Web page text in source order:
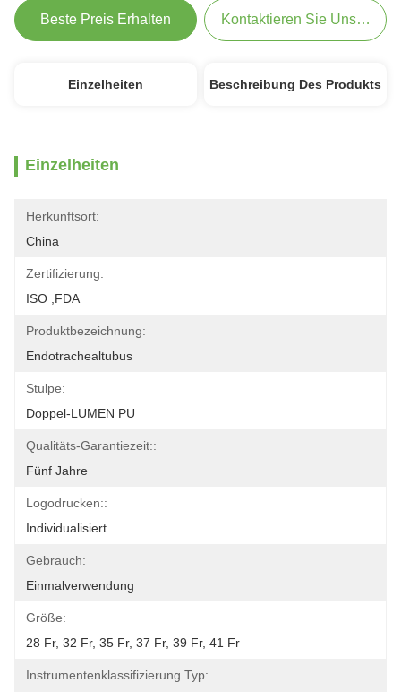
Beste Preis Erhalten Kontaktieren Sie Uns Jetzt
Einzelheiten Beschreibung Des Produkts
Einzelheiten
Herkunftsort:
China
Zertifizierung:
ISO ,FDA
Produktbezeichnung:
Endotrachealtubus
Stulpe:
Doppel-LUMEN PU
Qualitäts-Garantiezeit::
Fünf Jahre
Logodrucken::
Individualisiert
Gebrauch:
Einmalverwendung
Größe:
28 Fr, 32 Fr, 35 Fr, 37 Fr, 39 Fr, 41 Fr
Instrumentenklassifizierung Typ: